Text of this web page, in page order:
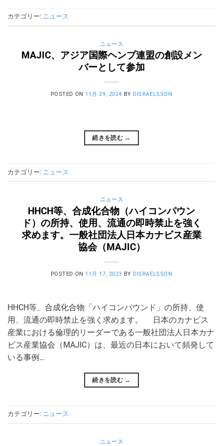
カテゴリー: ニュース
ニュース
MAJIC、アジア国際ヘンプ連盟の創設メン
バーとして参加
POSTED ON 11月 29, 2024 BY DISRAELSSON
続きを読む →
カテゴリー: ニュース
ニュース
HHCH等、合成化合物（ハイコンパウン
ド）の所持、使用、流通の即時禁止を強く
求めます。一般社団法人日本カナビス産業
協会（MAJIC）
POSTED ON 11月 17, 2023 BY DISRAELSSON
HHCH等、合成化合物「ハイコンパウンド」の所持、使
用、流通の即時禁止を強く求めます。 日本のカナビス
産業における倫理的リーダーである一般社団法人日本カナ
ビス産業協会（MAJIC）は、最近の日本において頻発して
いる事例…
続きを読む →
カテゴリー: ニュース
ニュース